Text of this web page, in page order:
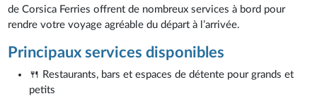
de Corsica Ferries offrent de nombreux services à bord pour
rendre votre voyage agréable du départ à l’arrivée.
Principaux services disponibles
🍴 Restaurants, bars et espaces de détente pour grands et
petits